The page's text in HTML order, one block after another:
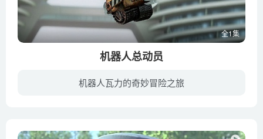
全1集
机器人总动员
机器人瓦力的奇妙冒险之旅